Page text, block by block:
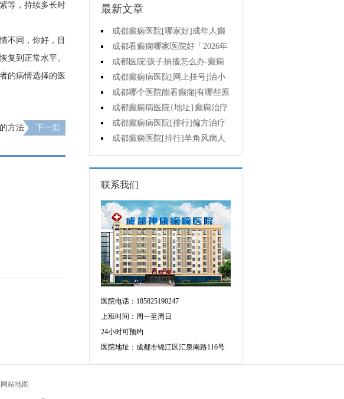
等，持续多长时
不同，你好，目
复到正常水平。
的病情选择的医
方法 下一页
最新文章
成都癫痫医院[哪家好]成年人癫
痫的护理要做到哪些?
成都看癫痫哪家医院好「2026年
度公布」癫痫是遗传的吗?
成都医院|孩子抽搐怎么办-癫痫
病吃什么中药?
成都癫痫病医院[网上挂号]治小
儿癫痫病药哪个好?
成都哪个医院能看癫痫|有哪些原
因会造成癫痫?
成都癫痫病医院{地址}癫痫治疗
要坚持哪些原则?
成都癫痫病医院[排行]偏方治疗
可信吗?
成都癫痫医院[排行]羊角风病人
睡眠困难怎么办?
联系我们
医院电话：185825190247
上班时间：周一至周日
24小时可预约
医院地址：成都市锦江区汇泉南路116号
网站地图